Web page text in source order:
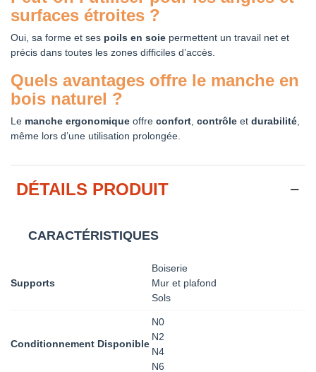
surfaces étroites ?
Oui, sa forme et ses poils en soie permettent un travail net et
précis dans toutes les zones difficiles d’accès.
Quels avantages offre le manche en
bois naturel ?
Le manche ergonomique offre confort contrôle et durabilité
même lors d’une utilisation prolongée.
DÉTAILS PRODUIT
CARACTÉRISTIQUES
Supports
Boiserie
Mur et plafond
Sols
Conditionnement Disponible
N0
N2
N4
N6